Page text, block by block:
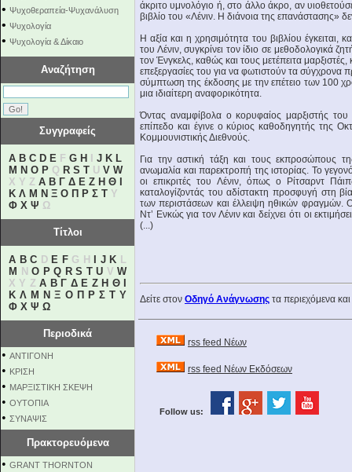
• Ψυχοθεραπεία-Ψυχανάλυση
• Ψυχολογία
• Ψυχολογία & Δίκαιο
Αναζήτηση
Συγγραφείς
A B C D E F G H J K L
M N O P Q R S T U V W
X Y Z Α Β Γ Δ Ε Ζ Η Θ
Κ Λ Μ Ν Ξ Ο Π Ρ Σ Τ Υ
Φ Χ Ψ Ω
Τίτλοι
A B C D E FG H J K L
M
N O P Q R S T U V W
X Y ZΑ Β Γ Δ Ε Ζ Η Θ
Κ Λ Μ Ν Ξ Ο Π Ρ Σ Τ Υ
Φ Χ Ψ Ω
Περιοδικά
• ΑΝΤΙΓΟΝΗ
• ΚΡΙΣΗ
• ΜΑΡΞΙΣΤΙΚΗ ΣΚΕΨΗ
• ΟΥΤΟΠΙΑ
• ΣΥΝΑΨΙΣ
Πρακτορευόμενα
• GRANT THORNTON
άκριτο υμνολόγιο ή, στο άλλο άκρο, αν
βιβλίο του «Λένιν. Η διάνοια της επανάστασης»
Η αξία και η χρησιμότητα του βιβλίου
του Λένιν, συγκρίνει τον ίδιο σε μεθοδολογικά
τον Ένγκελς, καθώς και τους μετέπειτα μαρξιστές,
επεξεργασίες του για να φωτιστούν τα σύγχρονα
σύμπτωση της έκδοσης με την επέτειο των 100
μια ιδιαίτερη αναφορικότητα.
Όντας αναμφίβολα ο κορυφαίος μαρξιστής
επίπεδο και έγινε ο κύριος καθοδηγητής της
Κομμουνιστικής Διεθνούς.
Για την αστική τάξη και τους εκπροσώπους
ανωμαλία και παρεκτροπή της ιστορίας. Το
οι επικριτές του Λένιν, όπως ο Ρίτσαρντ
καταλογίζοντάς του αδίστακτη προσφυγή στη
των περιστάσεων και έλλειψη ηθικών φραγμών.
Ντ’ Ενκώς για τον Λένιν και δείχνει ότι οι
(...)
Δείτε στον Οδηγό Ανάγνωσης τα περιεχόμενα
rss feed Νέων
rss feed Νέων Εκδόσεων
Follow us: